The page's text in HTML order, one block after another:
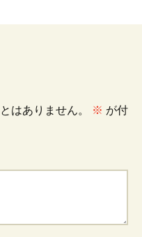
はありません。 ※ が付